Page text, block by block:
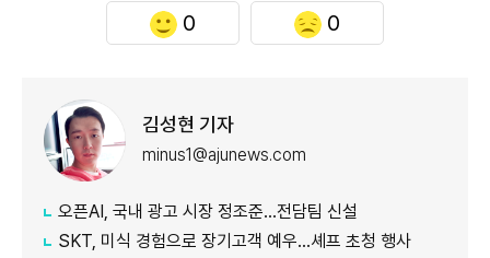
0 0
김성현 기자
minus1@ajunews.com
오픈AI, 국내 광고 시장 정조준…전담팀 신설
SKT, 미식 경험으로 장기고객 예우…셰프 초청 행사